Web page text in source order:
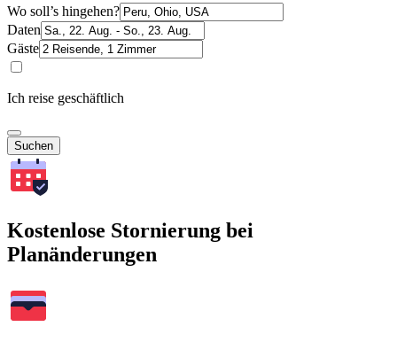
Wo soll’s hingehen?
Daten
Gäste
Ich reise geschäftlich
Suchen
Kostenlose Stornierung bei
Planänderungen